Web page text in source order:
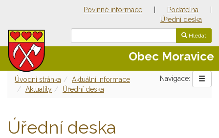
Povinné informace Podatelna
Úřední deska
Hledat
Obec Moravice
Navigace:
Úvodní stránka
Aktuální informace
Aktuality
Úřední deska
Úřední deska